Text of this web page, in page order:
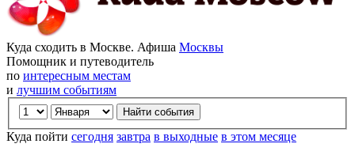
Куда сходить в Москве. Афиша Москвы
Помощник и путеводитель
по интересным местам
и лучшим событиям
Куда пойти сегодня завтра в выходные в этом месяце